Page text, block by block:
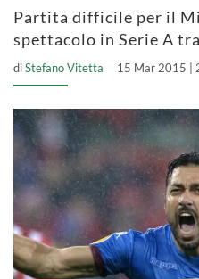
Partita difficile per il
spettacolo in Serie A
diStefano Vitetta 15 Mar 2015 |